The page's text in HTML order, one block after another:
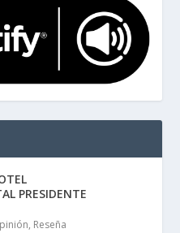
PRESIDENTE
, Reseña